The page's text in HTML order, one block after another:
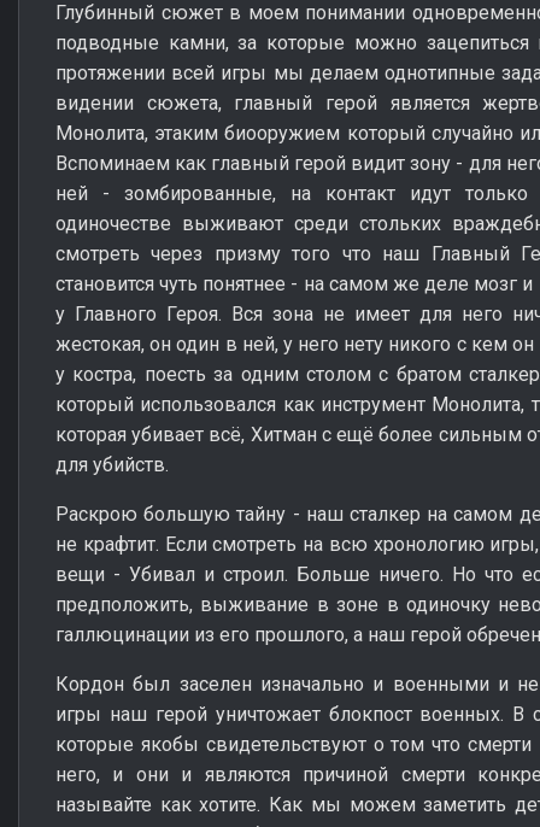
Глубинный сюжет в моем понимании
подводные камни, за которые можно зацепиться
протяжении всей игры мы делаем однотипные
видении сюжета, главный герой является
Монолита, этаким биооружием который случайно
Вспоминаем как главный герой видит зону - для
ней - зомбированные, на контакт идут
одиночестве выживают среди стольких
смотреть через призму того что наш Главный
становится чуть понятнее - на самом же деле
у Главного Героя. Вся зона не имеет для него
жестокая, он один в ней, у него нету никого с кем
у костра, поесть за одним столом с братом
который использовался как инструмент Монолита,
которая убивает всё, Хитман с ещё более сильным
для убийств.
Раскрою большую тайну - наш сталкер на самом
не крафтит. Если смотреть на всю хронологию
вещи - Убивал и строил. Больше ничего. Но что
предположить, выживание в зоне в одиночку
галлюцинации из его прошлого, а наш герой
Кордон был заселен изначально и военными и
игры наш герой уничтожает блокпост военных. В
которые якобы свидетельствуют о том что
него, и они и являются причиной смерти
называйте как хотите. Как мы можем заметить